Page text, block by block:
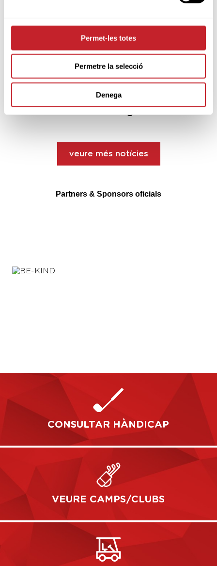
Permet-les totes
Permetre la selecció
Denega
07 d'agost 2026
Alejandro de Castro arriba amb il·lusió
a l'US Amateur de Pennsilvània
07 d'agost 2026
veure més notícies
Partners & Sponsors oficials
CONSULTAR HÀNDICAP
VEURE CAMPS/CLUBS